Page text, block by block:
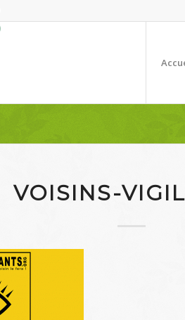
VOISINS-